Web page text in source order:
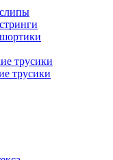
трусики
трусики